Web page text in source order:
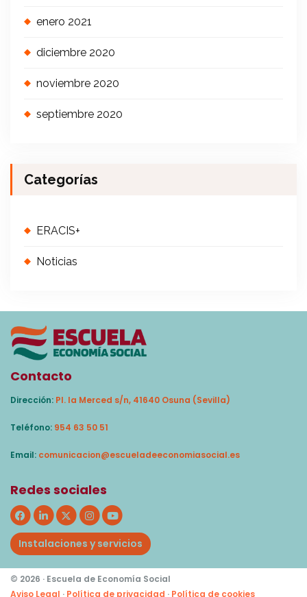
enero 2021
diciembre 2020
noviembre 2020
septiembre 2020
Categorías
ERACIS+
Noticias
Contacto
Dirección: Pl. la Merced s/n, 41640 Osuna (Sevilla)
Teléfono: 954 63 50 51
Email: comunicacion@escueladeeconomiasocial.es
Redes sociales
Instalaciones y servicios
© 2026 · Escuela de Economía Social
Aviso Legal · Política de privacidad · Política de cookies